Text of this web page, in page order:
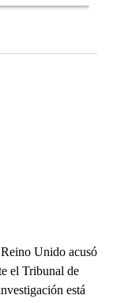
Unido acusó
el Tribunal de
está